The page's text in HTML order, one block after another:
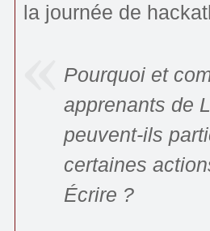
la journée de
Pourquoi et
apprenants de
peuvent-ils
certaines
Écrire ?